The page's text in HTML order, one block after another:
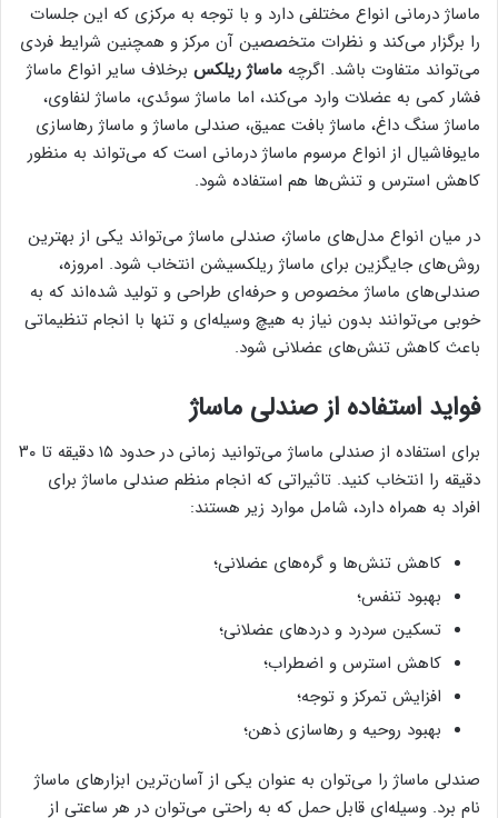
ماساژ درمانی انواع مختلفی دارد و با توجه به مرکزی که این جلسات
را برگزار می‌کند و نظرات متخصصین آن مرکز و همچنین شرایط فردی
می‌تواند متفاوت باشد. اگرچه ماساژ ریلکس برخلاف سایر انواع ماساژ
فشار کمی به عضلات وارد می‌کند، اما ماساژ سوئدی، ماساژ لنفاوی،
ماساژ سنگ داغ، ماساژ بافت عمیق، صندلی ماساژ و ماساژ رهاسازی
مایوفاشیال از انواع مرسوم ماساژ درمانی است که می‌‌تواند به منظور
کاهش استرس و تنش‌ها هم استفاده شود.
در میان انواع مدل‌های ماساژ، صندلی ماساژ می‌تواند یکی از بهترین
روش‌های جایگزین برای ماساژ ریلکسیشن انتخاب شود. امروزه،
صندلی‌های ماساژ مخصوص و حرفه‌ای طراحی و تولید شده‌اند که به
خوبی می‌توانند بدون نیاز به هیچ وسیله‌ای و تنها با انجام تنظیماتی
باعث کاهش تنش‌های عضلانی شود.
فواید استفاده از صندلی ماساژ
برای استفاده از صندلی ماساژ می‌توانید زمانی در حدود ۱۵ دقیقه تا ۳۰
دقیقه را انتخاب کنید. تاثیراتی که انجام منظم صندلی ماساژ برای
افراد به همراه دارد، شامل موارد زیر هستند:
کاهش تنش‌ها و گره‌های عضلانی؛
بهبود تنفس؛
تسکین سردرد و دردهای عضلانی؛
کاهش استرس و اضطراب؛
افزایش تمرکز و توجه؛
بهبود روحیه و رهاسازی ذهن؛
صندلی ماساژ را می‌توان به عنوان یکی از آسان‌ترین ابزارهای ماساژ
نام برد. وسیله‌ای قابل حمل که به راحتی می‌توان در هر ساعتی از